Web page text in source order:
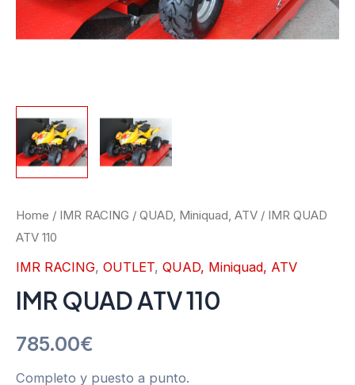
Home / IMR RACING / QUAD, Miniquad, ATV / IMR QUAD
ATV 110
IMR RACING, OUTLET, QUAD, Miniquad, ATV
IMR QUAD ATV 110
785.00€
Completo y puesto a punto.
IMR
QUAD
ATV
quantity